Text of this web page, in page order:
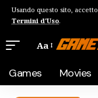
Usando questo sito,
Termini d'Uso.
Aa
Games Movies